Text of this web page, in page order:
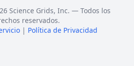
Science Grids, Inc. — Todos los
reservados.
| Política de Privacidad